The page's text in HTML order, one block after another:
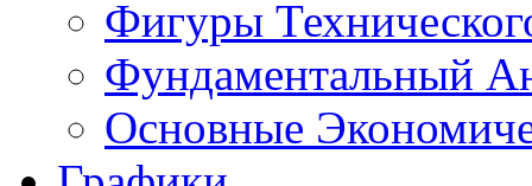
Фигуры
Фундаментальный
Основные